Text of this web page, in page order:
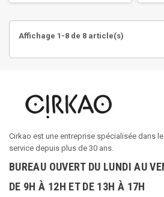
Affichage 1-8 de 8 article(s)
Cirkao est une entreprise spécialisée dans
service depuis plus de 30 ans.
BUREAU OUVERT DU LUNDI AU
DE 9H À 12H ET DE 13H À 17H